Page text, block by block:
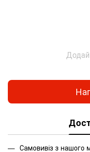
Самовивіз з нашого